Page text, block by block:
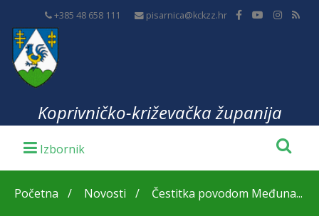
+385 48 658 111 pisarnica@kckzz.hr
Koprivničko-križevačka županija
Početna Novosti Čestitka povodom Međuna...